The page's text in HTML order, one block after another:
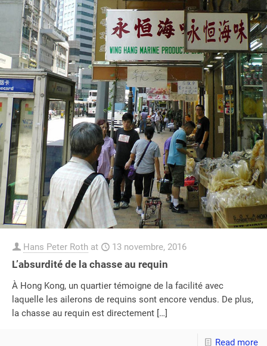
Hans Peter Roth at 13 novembre, 2016
L’absurdité de la chasse au requin
À Hong Kong, un quartier témoigne de la facilité avec
laquelle les ailerons de requins sont encore vendus. De plus,
la chasse au requin est directement […]
Read more